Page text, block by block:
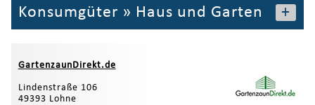
Konsumgüter » Haus und Garten +
GartenzaunDirekt.de
Lindenstraße 106
49393 Lohne